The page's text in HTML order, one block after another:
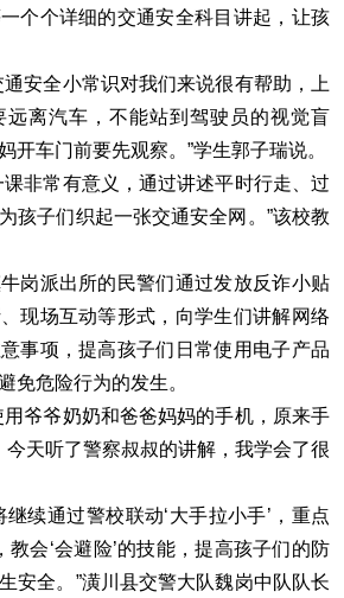
个个详细的交通安全科目讲起，让孩
安全小常识对我们来说很有帮助，上
远离汽车，不能站到驾驶员的视觉盲
开车门前要先观察。”学生郭子瑞说。
非常有意义，通过讲述平时行走、过
孩子们织起一张交通安全网。”该校教
派出所的民警们通过发放反诈小贴
现场互动等形式，向学生们讲解网络
事项，提高孩子们日常使用电子产品
免危险行为的发生。
爷爷奶奶和爸爸妈妈的手机，原来手
今天听了警察叔叔的讲解，我学会了很
续通过警校联动‘大手拉小手’，重点
教会‘会避险’的技能，提高孩子们的防
安全。”潢川县交警大队魏岗中队队长